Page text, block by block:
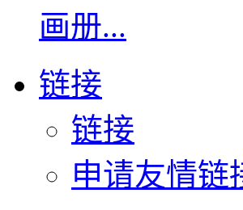
画册...
链接
链接
申请友情链